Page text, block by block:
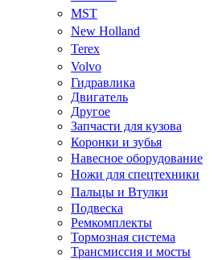
MST
New Holland
Terex
Volvo
Гидравлика
Двигатель
Другое
Запчасти для кузова
Коронки и зубья
Навесное оборудование
Ножи для спецтехники
Пальцы и Втулки
Подвеска
Ремкомплекты
Тормозная система
Трансмиссия и мосты